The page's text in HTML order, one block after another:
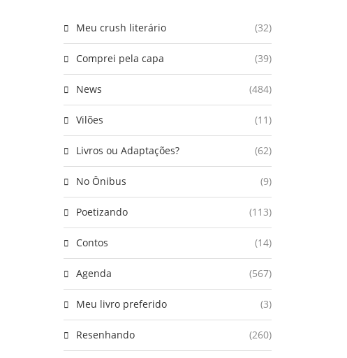
Meu crush literário (32)
Comprei pela capa (39)
News (484)
Vilões (11)
Livros ou Adaptações? (62)
No Ônibus (9)
Poetizando (113)
Contos (14)
Agenda (567)
Meu livro preferido (3)
Resenhando (260)